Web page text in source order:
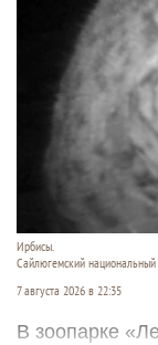
Ирбисы.
Сайлюгемский
7 августа 2026 в 22:35
В зоопарке